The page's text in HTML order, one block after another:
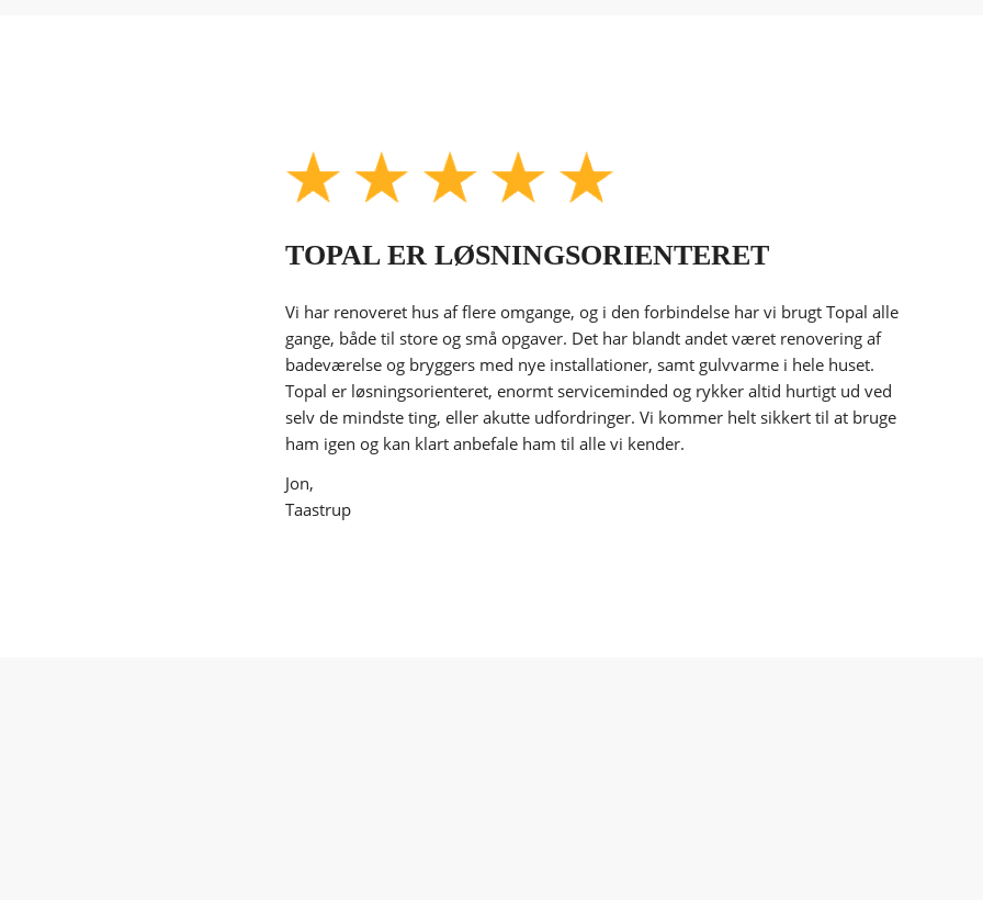
TOPAL ER LØSNINGSORIENTERET
Vi har renoveret hus af flere omgange, og i den forbindelse har vi brugt Topal alle
gange, både til store og små opgaver. Det har blandt andet været renovering af
badeværelse og bryggers med nye installationer, samt gulvvarme i hele huset.
Topal er løsningsorienteret, enormt serviceminded og rykker altid hurtigt ud ved
selv de mindste ting, eller akutte udfordringer. Vi kommer helt sikkert til at bruge
ham igen og kan klart anbefale ham til alle vi kender.
Jon,
Taastrup